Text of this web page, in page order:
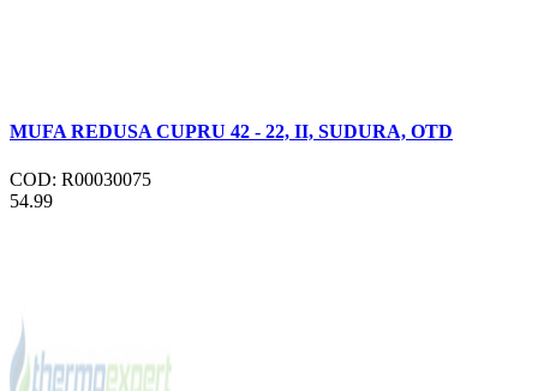
MUFA REDUSA CUPRU 42 - 22, II, SUDURA, OTD
COD: R00030075
54.99